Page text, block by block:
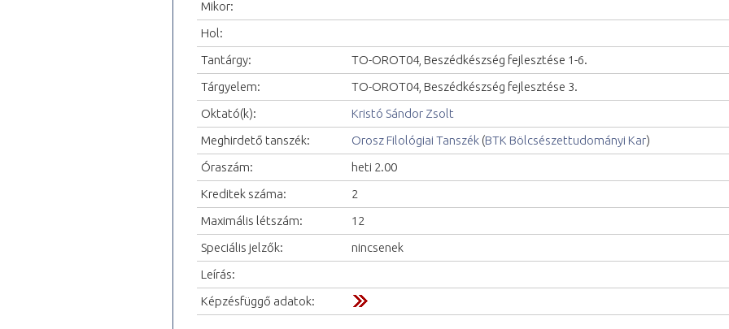
Mikor:
Hol:
Tantárgy:
TO-OROT04, Beszédkészség fejlesztése 1-6.
Tárgyelem:
TO-OROT04, Beszédkészség fejlesztése 3.
Oktató(k):
Kristó Sándor Zsolt
Meghirdető tanszék:
Orosz Filológiai Tanszék (BTK Bölcsészettudományi Kar)
Óraszám:
heti 2.00
Kreditek száma:
2
Maximális létszám:
12
Speciális jelzők:
nincsenek
Leírás:
Képzésfüggő adatok: